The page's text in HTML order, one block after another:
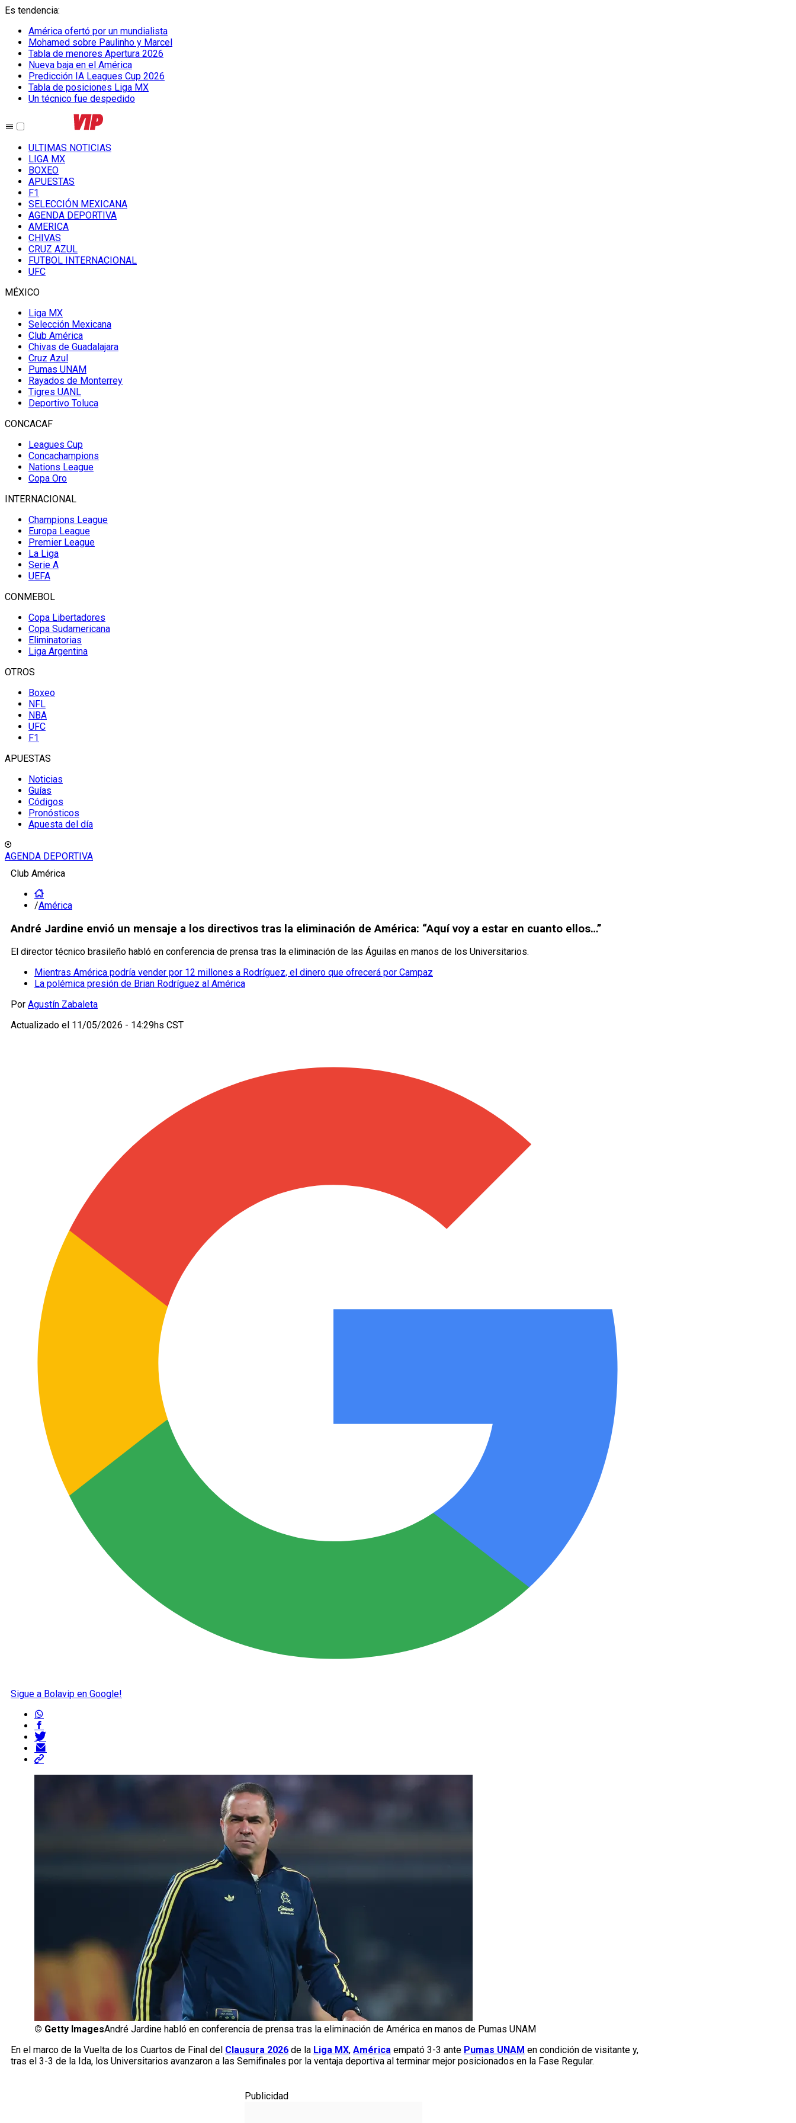
Es tendencia:
América ofertó por un mundialista
Mohamed sobre Paulinho y Marcel
Tabla de menores Apertura 2026
Nueva baja en el América
Predicción IA Leagues Cup 2026
Tabla de posiciones Liga MX
Un técnico fue despedido
ULTIMAS NOTICIAS
LIGA MX
BOXEO
APUESTAS
F1
SELECCIÓN MEXICANA
AGENDA DEPORTIVA
AMERICA
CHIVAS
CRUZ AZUL
FUTBOL INTERNACIONAL
UFC
MÉXICO
Liga MX
Selección Mexicana
Club América
Chivas de Guadalajara
Cruz Azul
Pumas UNAM
Rayados de Monterrey
Tigres UANL
Deportivo Toluca
CONCACAF
Leagues Cup
Concachampions
Nations League
Copa Oro
INTERNACIONAL
Champions League
Europa League
Premier League
La Liga
Serie A
UEFA
CONMEBOL
Copa Libertadores
Copa Sudamericana
Eliminatorias
Liga Argentina
OTROS
Boxeo
NFL
NBA
UFC
F1
APUESTAS
Noticias
Guías
Códigos
Pronósticos
Apuesta del día
AGENDA DEPORTIVA
Club América
/América
André Jardine envió un mensaje a los directivos tras la eliminación de América: “Aquí voy a estar en cuanto ellos…”
El director técnico brasileño habló en conferencia de prensa tras la eliminación de las Águilas en manos de los Universitarios.
Mientras América podría vender por 12 millones a Rodríguez, el dinero que ofrecerá por Campaz
La polémica presión de Brian Rodríguez al América
Por Agustín Zabaleta
Actualizado el 11/05/2026 - 14:29hs CST
Sigue a Bolavip en Google!
© Getty ImagesAndré Jardine habló en conferencia de prensa tras la eliminación de América en manos de Pumas UNAM
En el marco de la Vuelta de los Cuartos de Final del Clausura 2026 de la Liga MX, América empató 3-3 ante Pumas UNAM en condición de visitante y,
tras el 3-3 de la Ida, los Universitarios avanzaron a las Semifinales por la ventaja deportiva al terminar mejor posicionados en la Fase Regular.
Publicidad